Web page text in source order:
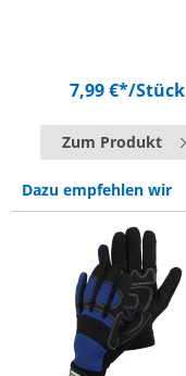
7,99 €*/Stück
Zum Produkt
Dazu empfehlen wir